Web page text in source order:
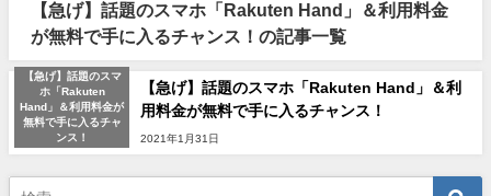
【急げ】話題のスマホ「Rakuten Hand」＆利用料金
が無料で手に入るチャンス！の記事一覧
【急げ】話題のスマ
ホ「Rakuten
Hand」＆利用料金が
無料で手に入るチャ
ンス！
【急げ】話題のスマホ「Rakuten Hand」＆利
用料金が無料で手に入るチャンス！
2021年1月31日